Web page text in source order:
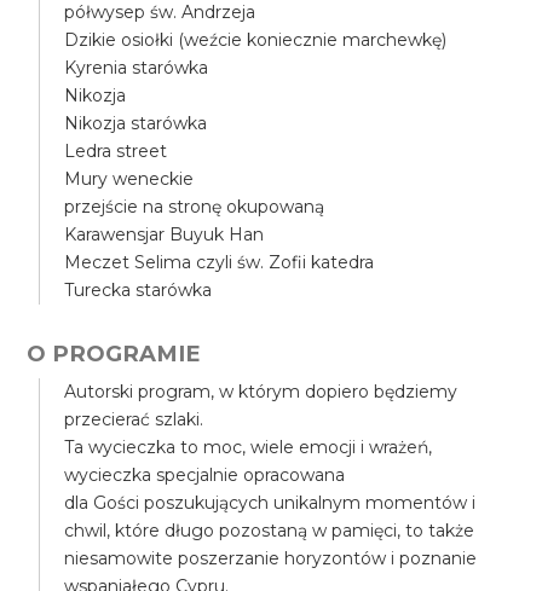
półwysep św. Andrzeja
Dzikie osiołki (weźcie koniecznie marchewkę)
Kyrenia starówka
Nikozja
Nikozja starówka
Ledra street
Mury weneckie
przejście na stronę okupowaną
Karawensjar Buyuk Han
Meczet Selima czyli św. Zofii katedra
Turecka starówka
O PROGRAMIE
Autorski program, w którym dopiero będziemy
przecierać szlaki.
Ta wycieczka to moc, wiele emocji i wrażeń,
wycieczka specjalnie opracowana
dla Gości poszukujących unikalnym momentów i
chwil, które długo pozostaną w pamięci, to także
niesamowite poszerzanie horyzontów i poznanie
wspaniałego Cypru.